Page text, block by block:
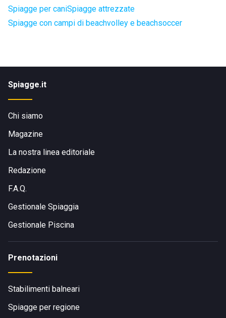
Spiagge per caniSpiagge attrezzate
Spiagge con campi di beachvolley e beachsoccer
Spiagge.it
Chi siamo
Magazine
La nostra linea editoriale
Redazione
F.A.Q.
Gestionale Spiaggia
Gestionale Piscina
Prenotazioni
Stabilimenti balneari
Spiagge per regione